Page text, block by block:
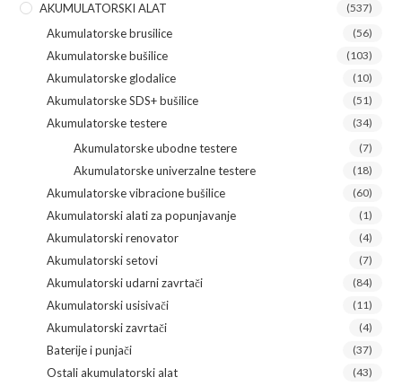
AKUMULATORSKI ALAT (537)
Akumulatorske brusilice (56)
Akumulatorske bušilice (103)
Akumulatorske glodalice (10)
Akumulatorske SDS+ bušilice (51)
Akumulatorske testere (34)
Akumulatorske ubodne testere (7)
Akumulatorske univerzalne testere (18)
Akumulatorske vibracione bušilice (60)
Akumulatorski alati za popunjavanje (1)
Akumulatorski renovator (4)
Akumulatorski setovi (7)
Akumulatorski udarni zavrtači (84)
Akumulatorski usisivači (11)
Akumulatorski zavrtači (4)
Baterije i punjači (37)
Ostali akumulatorski alat (43)